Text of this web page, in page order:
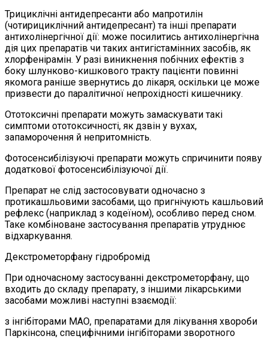
Трициклічні антидепресанти або мапротилін
(чотирициклічний антидепресант) та інші препарати
антихолінергічної дії: може посилитись антихолінергічна
дія цих препаратів чи таких антигістамінних засобів, як
хлорфенірамін. У разі виникнення побічних ефектів з
боку шлунково-кишкового тракту пацієнти повинні
якомога раніше звернутись до лікаря, оскільки це може
призвести до паралітичної непрохідності кишечнику.
Ототоксичні препарати можуть замаскувати такі
симптоми ототоксичності, як дзвін у вухах,
запаморочення й непритомність.
Фотосенсибілізуючі препарати можуть спричинити появу
додаткової фотосенсибілізуючої дії.
Препарат не слід застосовувати одночасно з
протикашльовими засобами, що пригнічують кашльовий
рефлекс (наприклад з кодеїном), особливо перед сном.
Таке комбіноване застосування препаратів утруднює
відхаркування.
Декстрометорфану гідробромід
При одночасному застосуванні декстрометорфану, що
входить до складу препарату, з іншими лікарськими
засобами можливі наступні взаємодії:
з інгібіторами МАО, препаратами для лікування хвороби
Паркінсона, специфічними інгібіторами зворотного